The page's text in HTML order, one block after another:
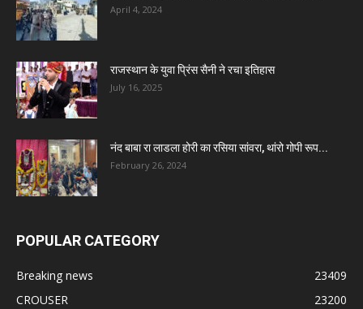
April 4, 2024
राजस्थान के युवा प्रिंस सैनी ने रचा इतिहास
July 16, 2025
नंद बाबा रा लाडला होरी का रसिया सांवरा, थांरो गोपी रूप...
February 26, 2024
POPULAR CATEGORY
Breaking news
23409
CROUSER
23200